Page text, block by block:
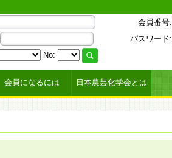
No:
会員番号:
パスワード:
会員になるには 日本農芸化学会とは